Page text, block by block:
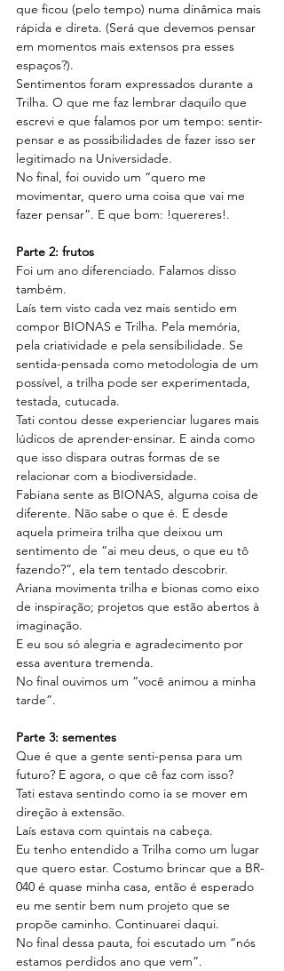
que ficou (pelo tempo) numa dinâmica mais
rápida e direta. (Será que devemos pensar
em momentos mais extensos pra esses
espaços?).
Sentimentos foram expressados durante a
Trilha. O que me faz lembrar daquilo que
escrevi e que falamos por um tempo: sentir-
pensar e as possibilidades de fazer isso ser
legitimado na Universidade.
No final, foi ouvido um “quero me
movimentar, quero uma coisa que vai me
fazer pensar”. E que bom: !quereres!.
Parte 2: frutos
Foi um ano diferenciado. Falamos disso
também.
Laís tem visto cada vez mais sentido em
compor BIONAS e Trilha. Pela memória,
pela criatividade e pela sensibilidade. Se
sentida-pensada como metodologia de um
possível, a trilha pode ser experimentada,
testada, cutucada.
Tati contou desse experienciar lugares mais
lúdicos de aprender-ensinar. E ainda como
que isso dispara outras formas de se
relacionar com a biodiversidade.
Fabiana sente as BIONAS, alguma coisa de
diferente. Não sabe o que é. E desde
aquela primeira trilha que deixou um
sentimento de “ai meu deus, o que eu tô
fazendo?”, ela tem tentado descobrir.
Ariana movimenta trilha e bionas como eixo
de inspiração; projetos que estão abertos à
imaginação.
E eu sou só alegria e agradecimento por
essa aventura tremenda.
No final ouvimos um “você animou a minha
tarde”.
Parte 3: sementes
Que é que a gente senti-pensa para um
futuro? E agora, o que cê faz com isso?
Tati estava sentindo como ia se mover em
direção à extensão.
Laís estava com quintais na cabeça.
Eu tenho entendido a Trilha como um lugar
que quero estar. Costumo brincar que a BR-
040 é quase minha casa, então é esperado
eu me sentir bem num projeto que se
propõe caminho. Continuarei daqui.
No final dessa pauta, foi escutado um “nós
estamos perdidos ano que vem”.